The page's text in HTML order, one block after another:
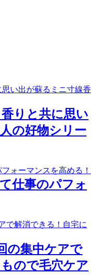
りと共に思い
の好物シリー
仕事のパフォ
の集中ケアで
ので毛穴ケア